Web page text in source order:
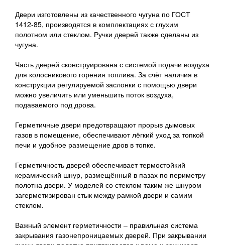
Двери изготовлены из качественного чугуна по ГОСТ
1412-85, производятся в комплектациях с глухим
полотном или стеклом. Ручки дверей также сделаны из
чугуна.
Часть дверей сконструирована с системой подачи воздуха
для колосникового горения топлива. За счёт наличия в
конструкции регулируемой заслонки с помощью двери
можно увеличить или уменьшить поток воздуха,
подаваемого под дрова.
Герметичные двери предотвращают прорыв дымовых
газов в помещение, обеспечивают лёгкий уход за топкой
печи и удобное размещение дров в топке.
Герметичность дверей обеспечивает термостойкий
керамический шнур, размещённый в пазах по периметру
полотна двери. У моделей со стеклом таким же шнуром
загерметизирован стык между рамкой двери и самим
стеклом.
Важный элемент герметичности – правильная система
закрывания газонепроницаемых дверей. При закрывании